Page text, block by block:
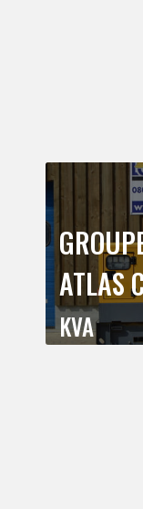
ATLAS
KVA